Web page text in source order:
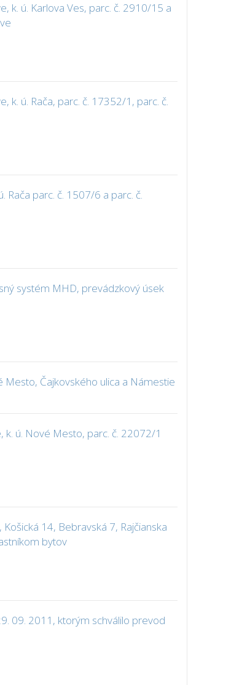
k. ú. Karlova Ves, parc. č. 2910/15 a
k. ú. Rača, parc. č. 17352/1, parc. č.
parc. č. 1507/6 a parc. č.
systém MHD, prevádzkový úsek
Čajkovského ulica a Námestie
ú. Nové Mesto, parc. č. 22072/1
14, Bebravská 7, Rajčianska
bytov
09. 2011, ktorým schválilo prevod